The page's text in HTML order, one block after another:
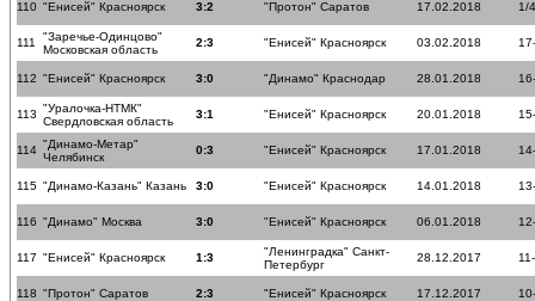
110 "Енисей" Красноярск 3:2 "Протон" Саратов 17.02.2018 1/
111
"Заречье-Одинцово"
Московская область
2:3 "Енисей" Красноярск 03.02.2018
112 "Енисей" Красноярск 3:0 "Динамо" Краснодар 28.01.2018
113 "Уралочка-НТМК"
Свердловская область
3:1 "Енисей" Красноярск 20.01.2018
114 "Динамо-Метар"
Челябинск
0:3 "Енисей" Красноярск 17.01.2018
115 "Динамо-Казань" Казань 3:0 "Енисей" Красноярск 14.01.2018
116 "Динамо" Москва 3:0 "Енисей" Красноярск 06.01.2018
117 "Енисей" Красноярск 1:3
"Ленинградка" Санкт-
Петербург
28.12.2017
118 "Протон" Саратов 2:3 "Енисей" Красноярск 17.12.2017